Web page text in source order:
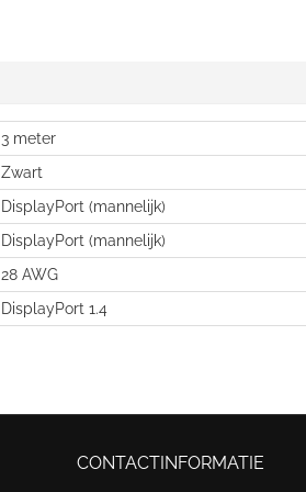
3 meter
Zwart
DisplayPort (mannelijk)
DisplayPort (mannelijk)
28 AWG
DisplayPort 1.4
CONTACTINFORMATIE